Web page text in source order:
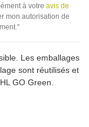
à votre avis de
mon autorisation de
Les emballages
sont réutilisés et
GO Green.